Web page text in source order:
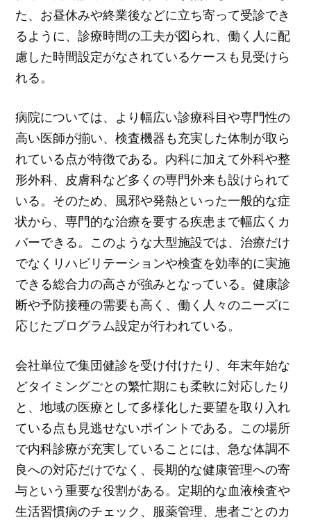
た、お昼休みや終業後などに立ち寄って受診でき
るように、診療時間の工夫が図られ、働く人に配
慮した時間設定がなされているケースも見受けら
れる。
病院については、より幅広い診療科目や専門性の
高い医師が揃い、検査機器も充実した体制が取ら
れている点が特徴である。内科に加えて外科や整
形外科、皮膚科など多くの専門外来も設けられて
いる。そのため、風邪や発熱といった一般的な症
状から、専門的な治療を要する疾患まで幅広くカ
バーできる。このような大型施設では、治療だけ
でなくリハビリテーションや検査を効率的に実施
できる総合力の高さが強みとなっている。健康診
断や予防接種の需要も高く、働く人々のニーズに
応じたプログラム設定が行われている。
会社単位で集団健診を受け付けたり、年末年始な
どタイミングごとの繁忙期にも柔軟に対応したり
と、地域の医療として多様化した要望を取り入れ
ている点も見逃せないポイントである。この場所
で内科診療が充実していることには、急な体調不
良への対応だけでなく、長期的な健康管理への寄
与という重要な役割がある。定期的な血液検査や
生活習慣病のチェック、服薬管理、患者ごとのカ